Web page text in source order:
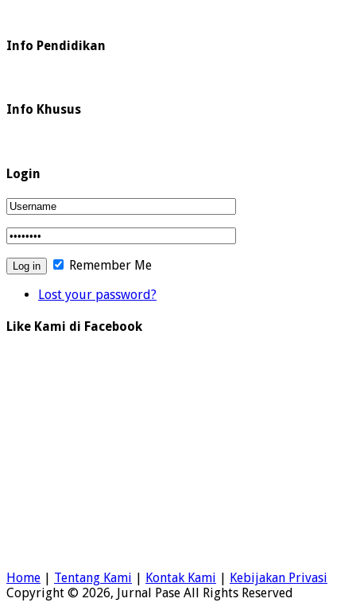
Info Pendidikan
Info Khusus
Login
Remember Me
Lost your password?
Like Kami di Facebook
Home | Tentang Kami | Kontak Kami | Kebijakan Privasi
Copyright © 2026, Jurnal Pase All Rights Reserved